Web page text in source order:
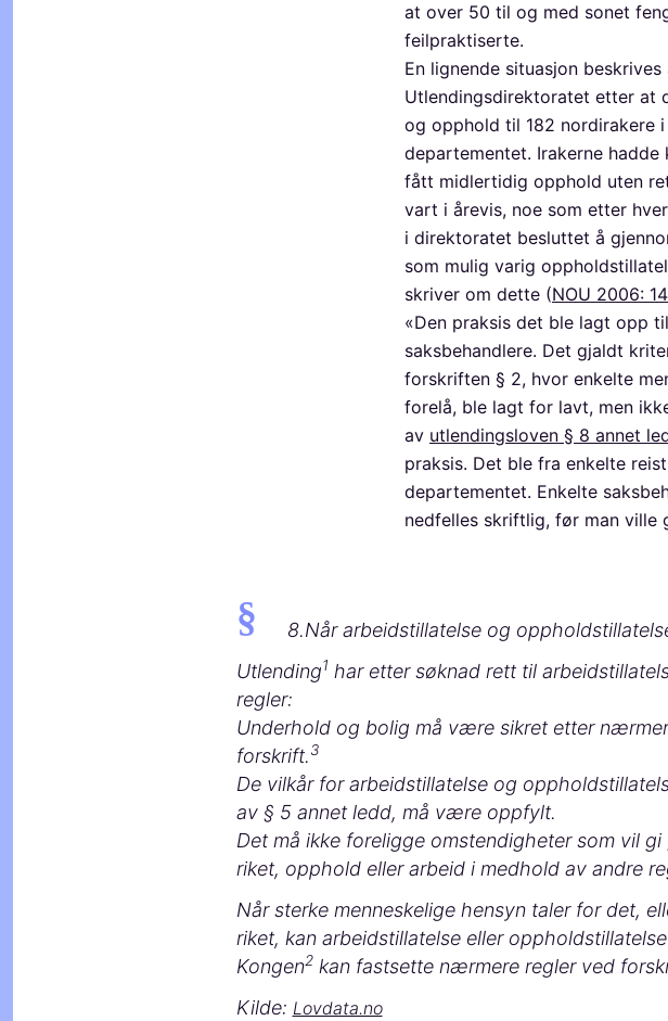
at over 50 til og med sonet
feilpraktiserte.
En lignende situasjon
Utlendingsdirektoratet etter at
og opphold til 182 nordirakere
departementet. Irakerne
fått midlertidig opphold uten
vart i årevis, noe som etter
i direktoratet besluttet å
som mulig varig
skriver om dette (NOU 2006:
«Den praksis det ble lagt opp
saksbehandlere. Det gjaldt
forskriften § 2, hvor enkelte
forelå, ble lagt for lavt, men
av utlendingsloven § 8 annet
praksis. Det ble fra enkelte
departementet. Enkelte
nedfelles skriftlig, før man ville
§
8.Når arbeidstillatelse og
Utlending​1 har etter søknad rett til
regler:
Underhold og bolig må være sikret etter
forskrift.​3
De vilkår for arbeidstillatelse og
av § 5 annet ledd, må være oppfylt.
Det må ikke foreligge omstendigheter som vil
riket, opphold eller arbeid i medhold av andre
Når sterke menneskelige hensyn taler for det,
riket, kan arbeidstillatelse eller
Kongen​2kan fastsette nærmere regler ved
Kilde: Lovdata.no